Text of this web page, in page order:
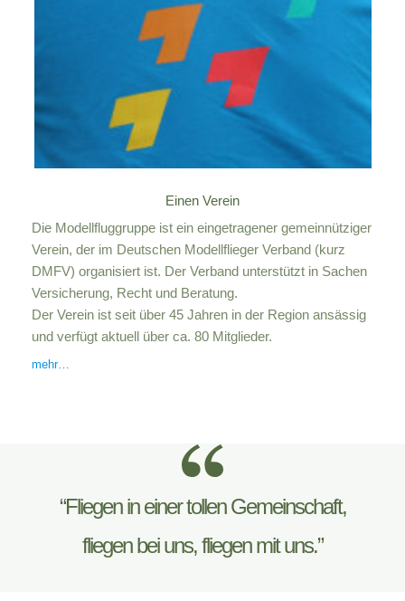
Einen Verein
Die Modellfluggruppe ist ein eingetragener gemeinnütziger
Verein, der im Deutschen Modellflieger Verband (kurz
DMFV) organisiert ist. Der Verband unterstützt in Sachen
Versicherung, Recht und Beratung.
Der Verein ist seit über 45 Jahren in der Region ansässig
und verfügt aktuell über ca. 80 Mitglieder.
mehr…
“Fliegen in einer tollen Gemeinschaft,
fliegen bei uns, fliegen mit uns.”